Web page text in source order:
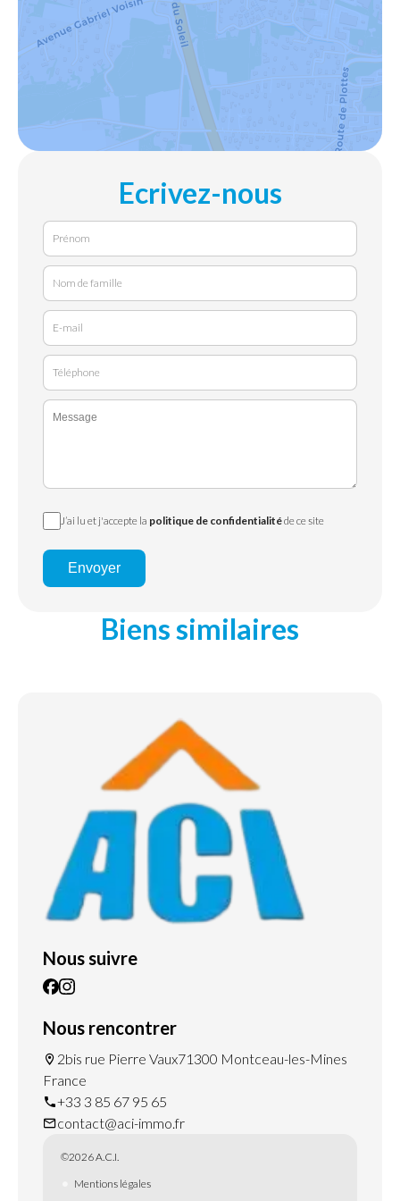
Ecrivez-nous
J’ai lu et j'accepte la politique de confidentialitéde ce site
Envoyer
Biens similaires
Nous suivre
Nous rencontrer
2bis rue Pierre Vaux71300 Montceau-les-Mines
France
+33 3 85 67 95 65
contact@aci-immo.fr
©2026 A.C.I.
Mentions légales